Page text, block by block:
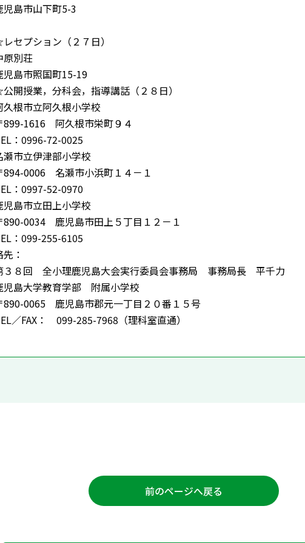
島市山下町5-3
セプション（２７日）
別荘
島市照国町15-19
開授業，分科会，指導講話（２８日）
根市立阿久根小学校
1616 阿久根市栄町９４
：0996-72-0025
市立伊津部小学校
0006 名瀬市小浜町１４－１
：0997-52-0970
島市立田上小学校
0034 鹿児島市田上５丁目１２－１
：099-255-6105
：
８回 全小理鹿児島大会実行委員会事務局 事務局長 平千力
島大学教育学部 附属小学校
0065 鹿児島市郡元一丁目２０番１５号
／FAX： 099-285-7968（理科室直通）
前のページへ戻る